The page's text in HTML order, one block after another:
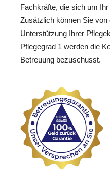
Fachkräfte, die sich um
Zusätzlich können Sie von
Unterstützung Ihrer
Pflegegrad 1 werden die
Betreuung bezuschusst.